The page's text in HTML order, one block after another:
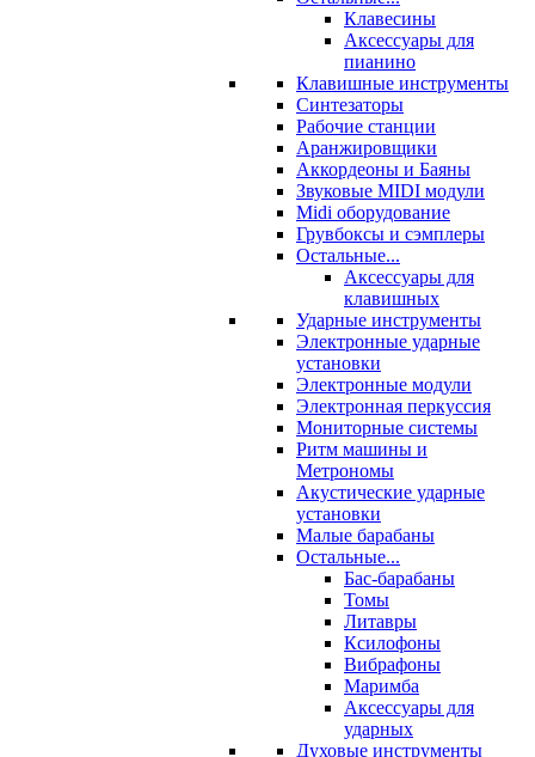
Клавесины
Аксессуары для
пианино
Клавишные инструменты
Синтезаторы
Рабочие станции
Аранжировщики
Аккордеоны и Баяны
Звуковые MIDI модули
Midi оборудование
Грувбоксы и сэмплеры
Остальные...
Аксессуары для
клавишных
Ударные инструменты
Электронные ударные
установки
Электронные модули
Электронная перкуссия
Мониторные системы
Ритм машины и
Метрономы
Акустические ударные
установки
Малые барабаны
Остальные...
Бас-барабаны
Томы
Литавры
Ксилофоны
Вибрафоны
Маримба
Аксессуары для
ударных
Духовые инструменты